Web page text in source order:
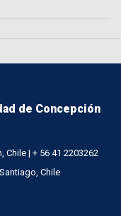
de Concepción
| + 56 41 2203262
Chile